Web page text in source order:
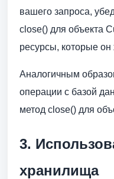
вашего запроса,
close() для объекта
ресурсы, которые он
Аналогичным
операции с базой
метод close() для
3.
хранилища